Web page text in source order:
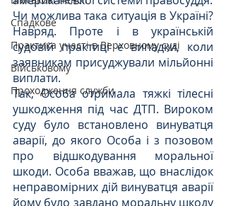
Спадкове
Практика участі в Верховному суді
Військовому
Проходження служби
Чи можлива така ситуація в Україні?
Навряд. Проте і в українській
судовій практиці є випадки, коли
заявникам присуджували мільйонні
виплати.
Так, Особа отримала тяжкі тілесні
ушкодження під час ДТП. Вироком
суду було встановлено винуватця
аварії, до якого Особа і з позовом
про відшкодування моральної
шкоди. Особа вважав, що внаслідок
неправомірних дій винуватця аварії
йому було завдано моральну шкоду